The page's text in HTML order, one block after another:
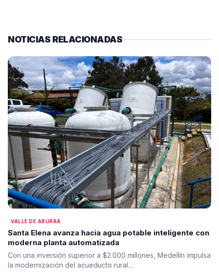
NOTICIAS RELACIONADAS
VALLE DE ABURRÁ
Santa Elena avanza hacia agua potable inteligente con
moderna planta automatizada
Con una inversión superior a $2.000 millones, Medellín impulsa
la modernización del acueducto rural…